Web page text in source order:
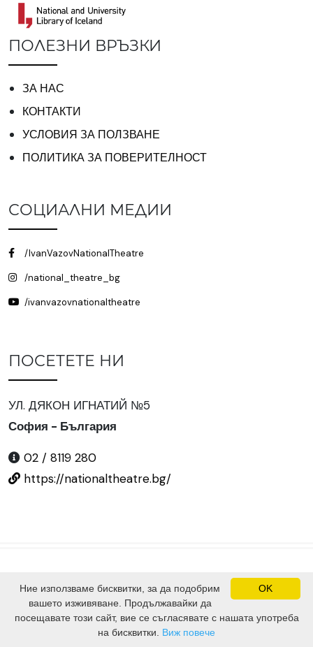
ПОЛЕЗНИ ВРЪЗКИ
ЗА НАС
КОНТАКТИ
УСЛОВИЯ ЗА ПОЛЗВАНЕ
ПОЛИТИКА ЗА ПОВЕРИТЕЛНОСТ
СОЦИАЛНИ МЕДИИ
/IvanVazovNationalTheatre
/national_theatre_bg
/ivanvazovnationaltheatre
ПОСЕТЕТЕ НИ
УЛ. ДЯКОН ИГНАТИЙ №5
София - България
02 / 8119 280
https://nationaltheatre.bg/
2024 Всички права запазени.
Сайтът е изграден отSV Software Solutions Ltd.
OK
Ние използваме бисквитки, за да подобрим
вашето изживяване. Продължавайки да
посещавате този сайт, вие се съгласявате с нашата употреба
на бисквитки. Виж повече